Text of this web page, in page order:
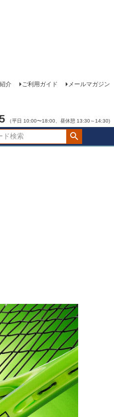
介 ご利用ガイド メールマガジン
（平日 10:00〜18:00、昼休憩 13:30～14:30)